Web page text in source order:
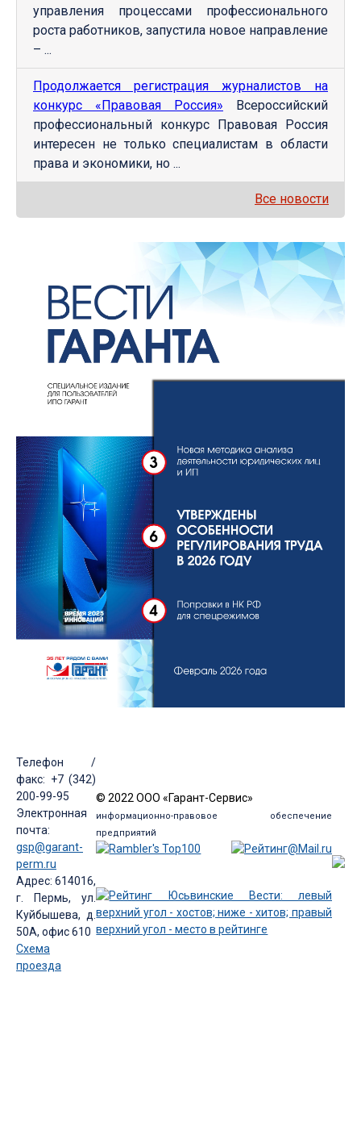
управления процессами профессионального
роста работников, запустила новое направление
– ...
Продолжается регистрация журналистов на
конкурс «Правовая Россия» Всероссийский
профессиональный конкурс Правовая Россия
интересен не только специалистам в области
права и экономики, но ...
Все новости
Телефон /
факс: +7 (342)
200-99-95
Электронная
почта:
gsp@garant-
perm.ru
Адрес: 614016,
г. Пермь, ул.
Куйбышева, д.
50А, офис 610
Схема
проезда
© 2022 ООО «Гарант-Сервис»
информационно-правовое обеспечение
предприятий